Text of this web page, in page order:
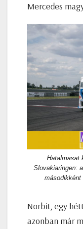
Mercedes
Hatalmasat
Slovakiaringen:
másodikként
Norbit, egy
azonban már